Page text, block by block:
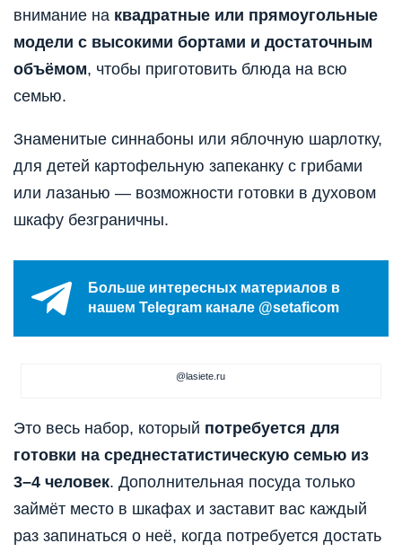
внимание на квадратные или прямоугольные
модели с высокими бортами и достаточным
объёмом, чтобы приготовить блюда на всю
семью.
Знаменитые синнабоны или яблочную шарлотку,
для детей картофельную запеканку с грибами
или лазанью — возможности готовки в духовом
шкафу безграничны.
Больше интересных материалов в
нашем Telegram канале @setaficom
@lasiete.ru
Это весь набор, который потребуется для
готовки на среднестатистическую семью из
3–4 человек. Дополнительная посуда только
займёт место в шкафах и заставит вас каждый
раз запинаться о неё, когда потребуется достать